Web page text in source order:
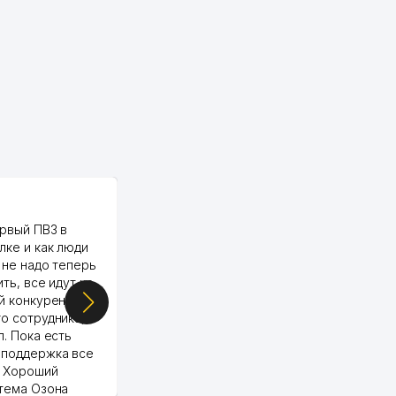
414 м
415 м
419 м
422 м
ПВЗ в
и как люди
надо теперь
все идут ко
конкуренции.
сотрудника,
Пока есть
все
Хороший
Озона